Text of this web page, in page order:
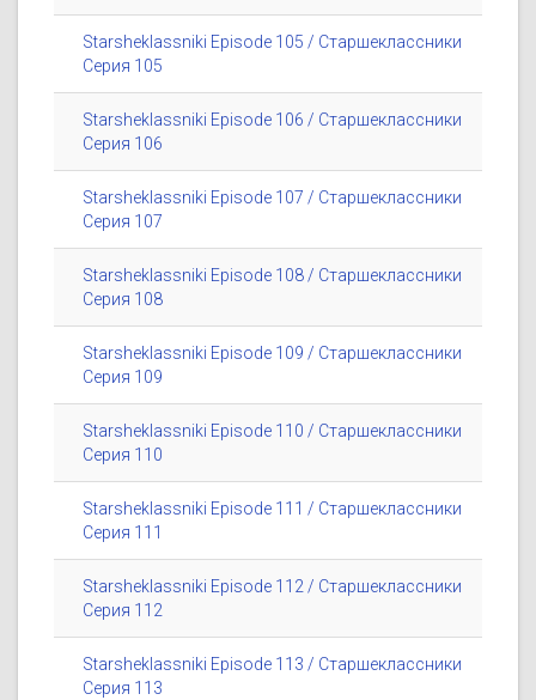
Starsheklassniki Episode 105 / Старшеклассники
Серия 105
Starsheklassniki Episode 106 / Старшеклассники
Серия 106
Starsheklassniki Episode 107 / Старшеклассники
Серия 107
Starsheklassniki Episode 108 / Старшеклассники
Серия 108
Starsheklassniki Episode 109 / Старшеклассники
Серия 109
Starsheklassniki Episode 110 / Старшеклассники
Серия 110
Starsheklassniki Episode 111 / Старшеклассники
Серия 111
Starsheklassniki Episode 112 / Старшеклассники
Серия 112
Starsheklassniki Episode 113 / Старшеклассники
Серия 113